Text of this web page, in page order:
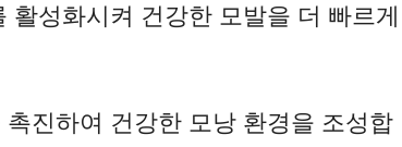
활성화시켜 건강한 모발을 더 빠르게
진하여 건강한 모낭 환경을 조성합